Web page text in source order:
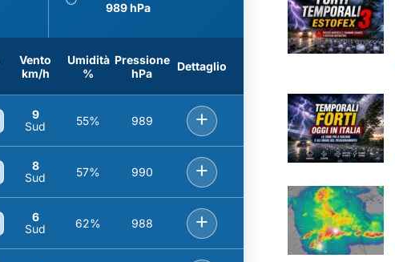
989 hPa
Vento
km/h
Umidità
%
Pressione
hPa
Dettaglio
9
Sud
55% 989 +
8
Sud
57% 990 +
6
Sud
62% 988 +